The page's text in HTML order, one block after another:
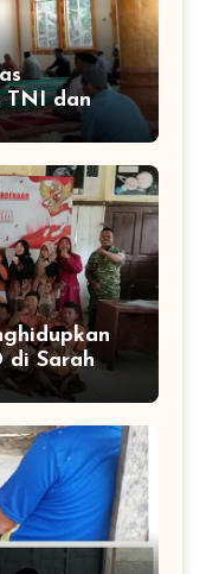
TNI dan
di Sarah